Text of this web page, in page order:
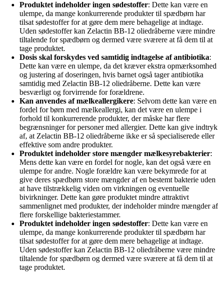
Produktet indeholder ingen sødestoffer: Dette kan være en
ulempe, da mange konkurrerende produkter til spædbørn har
tilsat sødestoffer for at gøre dem mere behagelige at indtage.
Uden sødestoffer kan Zelactin BB-12 oliedråberne være mindre
tiltalende for spædbørn og dermed være sværere at få dem til at
tage produktet.
Dosis skal forskydes ved samtidig indtagelse af antibiotika:
Dette kan være en ulempe, da det kræver ekstra opmærksomhed
og justering af doseringen, hvis barnet også tager antibiotika
samtidig med Zelactin BB-12 oliedråberne. Dette kan være
besværligt og forvirrende for forældrene.
Kan anvendes af mælkeallergikere: Selvom dette kan være en
fordel for børn med mælkeallergi, kan det være en ulempe i
forhold til konkurrerende produkter, der måske har flere
begrænsninger for personer med allergier. Dette kan give indtryk
af, at Zelactin BB-12 oliedråberne ikke er så specialiserede eller
effektive som andre produkter.
Produktet indeholder store mængder mælkesyrebakterier:
Mens dette kan være en fordel for nogle, kan det også være en
ulempe for andre. Nogle forældre kan være bekymrede for at
give deres spædbørn store mængder af en bestemt bakterie uden
at have tilstrækkelig viden om virkningen og eventuelle
bivirkninger. Dette kan gøre produktet mindre attraktivt
sammenlignet med produkter, der indeholder mindre mængder af
flere forskellige bakteriestammer.
Produktet indeholder ingen sødestoffer: Dette kan være en
ulempe, da mange konkurrerende produkter til spædbørn har
tilsat sødestoffer for at gøre dem mere behagelige at indtage.
Uden sødestoffer kan Zelactin BB-12 oliedråberne være mindre
tiltalende for spædbørn og dermed være sværere at få dem til at
tage produktet.